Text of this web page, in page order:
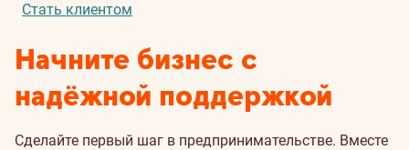
Стать клиентом
Начните бизнес с
надёжной поддержкой
Сделайте первый шаг в предпринимательстве. Вместе